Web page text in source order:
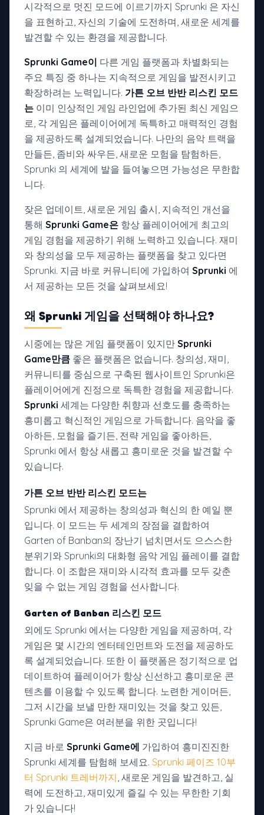
시각적으로 멋진 모드에 이르기까지 Sprunki 은 자신
을 표현하고, 자신의 기술에 도전하며, 새로운 세계를
발견할 수 있는 환경을 제공합니다.
Sprunki Game이 다른 게임 플랫폼과 차별화되는
주요 특징 중 하나는 지속적으로 게임을 발전시키고
확장하려는 노력입니다. 가튼 오브 반반 리스킨 모드
는 이미 인상적인 게임 라인업에 추가된 최신 게임으
로, 각 게임은 플레이어에게 독특하고 매력적인 경험
을 제공하도록 설계되었습니다. 나만의 음악 트랙을
만들든, 좀비와 싸우든, 새로운 모험을 탐험하든,
Sprunki 의 세계에 발을 들여놓으면 가능성은 무한합
니다.
잦은 업데이트, 새로운 게임 출시, 지속적인 개선을
통해 Sprunki Game은 항상 플레이어에게 최고의
게임 경험을 제공하기 위해 노력하고 있습니다. 재미
와 창의성을 모두 제공하는 플랫폼을 찾고 있다면
Sprunki. 지금 바로 커뮤니티에 가입하여 Sprunki 에
서 제공하는 모든 것을 살펴보세요!
왜 Sprunki 게임을 선택해야 하나요?
시중에는 많은 게임 플랫폼이 있지만 Sprunki
Game만큼 좋은 플랫폼은 없습니다. 창의성, 재미,
커뮤니티를 중심으로 구축된 웹사이트인 Sprunki은
플레이어에게 진정으로 독특한 경험을 제공합니다.
Sprunki 세계는 다양한 취향과 선호도를 충족하는
흥미롭고 혁신적인 게임으로 가득합니다. 음악을 좋
아하든, 모험을 즐기든, 전략 게임을 좋아하든,
Sprunki 에서 항상 새롭고 흥미로운 것을 발견할 수
있습니다.
가튼 오브 반반 리스킨 모드는
Sprunki 에서 제공하는 창의성과 혁신의 한 예일 뿐
입니다. 이 모드는 두 세계의 장점을 결합하여
Garten of Banban의 장난기 넘치면서도 으스스한
분위기와 Sprunki의 대화형 음악 게임 플레이를 결합
합니다. 이 조합은 재미와 시각적 효과를 모두 갖춘
잊을 수 없는 게임 경험을 선사합니다.
Garten of Banban 리스킨 모드
외에도 Sprunki 에서는 다양한 게임을 제공하며, 각
게임은 몇 시간의 엔터테인먼트와 도전을 제공하도
록 설계되었습니다. 또한 이 플랫폼은 정기적으로 업
데이트하여 플레이어가 항상 신선하고 흥미로운 콘
텐츠를 이용할 수 있도록 합니다. 노련한 게이머든,
그저 시간을 보낼 만한 재미있는 것을 찾고 있든,
Sprunki Game은 여러분을 위한 곳입니다!
지금 바로 Sprunki Game에 가입하여 흥미진진한
Sprunki 세계를 탐험해 보세요. Sprunki 페이즈 10부
터 Sprunki 트레버까지, 새로운 게임을 발견하고, 실
력에 도전하고, 재미있게 즐길 수 있는 무한한 기회
가 있습니다!